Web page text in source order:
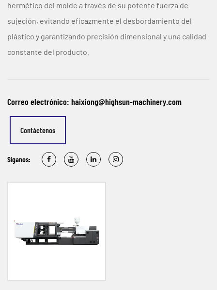
hermético del molde a través de su potente fuerza de
sujeción, evitando eficazmente el desbordamiento del
plástico y garantizando precisión dimensional y una calidad
constante del producto.
Correo electrónico: haixiong@highsun-machinery.com
Contáctenos
Síganos: